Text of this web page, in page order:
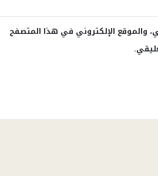
والموقع الإلكتروني في هذا المتصفح